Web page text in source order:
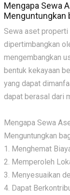
Mengapa Sewa
Menguntungkan
Sewa aset properti
dipertimbangkan
mengembangkan
bentuk kekayaan
yang dapat
dapat berasal dari
Mengapa Sewa
Menguntungkan
1. Menghemat
2. Memperoleh
3. Menyesuaikan
4. Dapat